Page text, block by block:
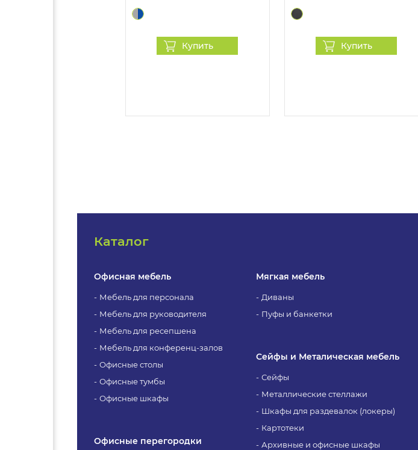
Купить Купить
Каталог
Офисная мебель
Мебель для персонала
Мебель для руководителя
Мебель для ресепшена
Мебель для конференц-залов
Офисные столы
Офисные тумбы
Офисные шкафы
Офисные перегородки
Мягкая мебель
Диваны
Пуфы и банкетки
Сейфы и Металическая мебель
Сейфы
Металлические стеллажи
Шкафы для раздевалок (локеры)
Картотеки
Архивные и офисные шкафы